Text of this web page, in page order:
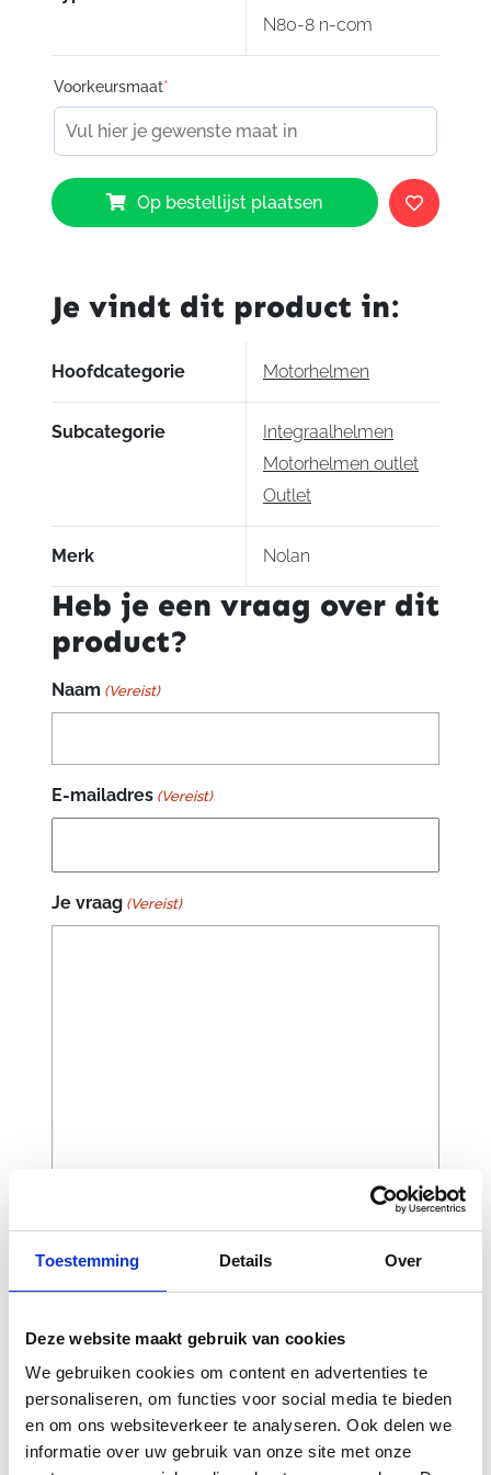
Toestemming Details Over
Deze website maakt gebruik van cookies
We gebruiken cookies om content en advertenties te
personaliseren, om functies voor social media te bieden
en om ons websiteverkeer te analyseren. Ook delen we
informatie over uw gebruik van onze site met onze
N80-8 n-com
Voorkeursmaat*
Nolan
N80-
Wanted
aantal
Op bestellijst plaatsen
Je vindt dit product in:
Hoofdcategorie Motorhelmen
Subcategorie
Integraalhelmen
Motorhelmen outlet
Outlet
Merk Nolan
Heb je een vraag over dit
product?
Naam (Vereist)
E-mailadres (Vereist)
Je vraag (Vereist)